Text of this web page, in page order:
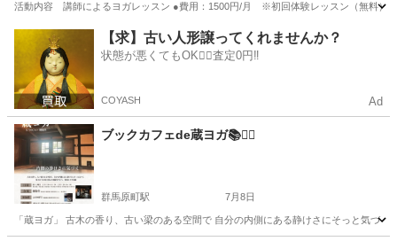
活動内容 講師によるヨガレッスン ●費用：1500円/月 ※初回体験レッスン（無料）
三枚橋駅 ヨガ サークル
【求】古い人形譲ってくれませんか？
状態が悪くてもOK🙆‍♀️査定0円‼️
COYASH Ad
ブックカフェde蔵ヨガ📚🧘‍♀️
群馬原町駅 7月8日
「蔵ヨガ」 古木の香り、古い梁のある空間で 自分の内側にある静けさにそっと気づ